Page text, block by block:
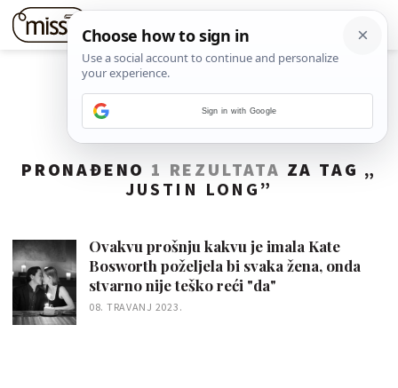
PRONAĐENO 1 REZULTATA ZA TAG „
JUSTIN LONG ”
Ovakvu prošnju kakvu je imala Kate
Bosworth poželjela bi svaka žena, onda
stvarno nije teško reći "da"
08. TRAVANJ 2023.
Sign in with Google